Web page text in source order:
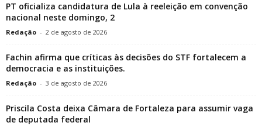
PT oficializa candidatura de Lula à reeleição em convenção
nacional neste domingo, 2
Redação - 2 de agosto de 2026
Fachin afirma que críticas às decisões do STF fortalecem a
democracia e as instituições.
Redação - 3 de agosto de 2026
Priscila Costa deixa Câmara de Fortaleza para assumir vaga
de deputada federal